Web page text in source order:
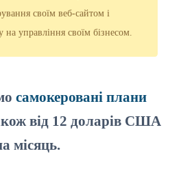
своїм веб-сайтом і
на управління своїм бізнесом.
самокеровані плани
від 12 доларів США
місяць.